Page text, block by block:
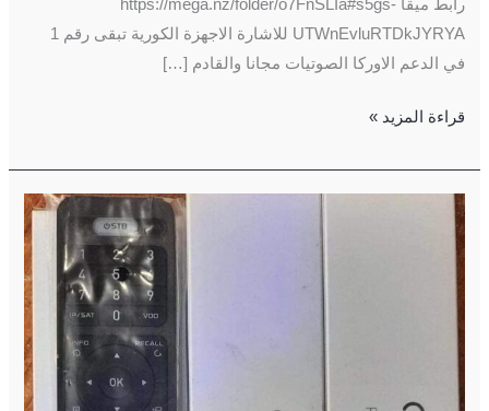
رابط ميقا https://mega.nz/folder/o7FnSLIa#s5gs-
UTWnEvluRTDkJYRYA للاشارة الاجهزة الكورية تبقى رقم 1
في الدعم الاوركا الصوتيات مجانا والقادم […]
قراءة المزيد »
خفايا
الريموت